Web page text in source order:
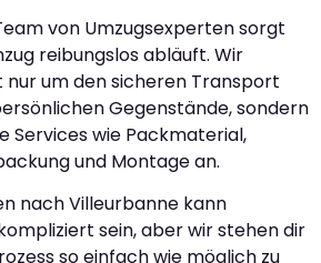
von Umzugsexperten sorgt
reibungslos abläuft. Wir
um den sicheren Transport
Gegenstände, sondern
Services wie Packmaterial,
und Montage an.
nach Villeurbanne kann
sein, aber wir stehen dir
so einfach wie möglich zu